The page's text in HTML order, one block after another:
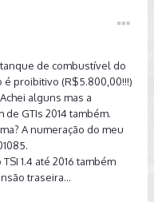
de combustível do
é proibitivo (R$5.800,00!!!)
alguns mas a
GTIs 2014 também.
A numeração do meu
1.4 até 2016 também
traseira...